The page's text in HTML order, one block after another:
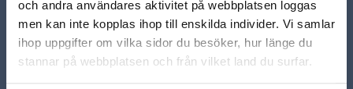
och andra användares aktivitet på webbplatsen loggas
men kan inte kopplas ihop till enskilda individer. Vi samlar
ihop uppgifter om vilka sidor du besöker, hur länge du
stannar på webbplatsen och från vilket land du surfar.
Skydda dig mot oseriös försäljning och bedrägerier